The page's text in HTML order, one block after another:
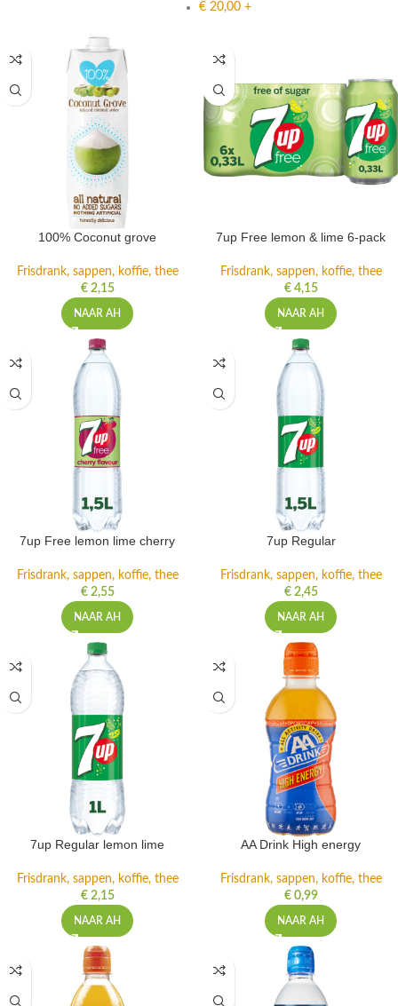
€ 20,00 +
100% Coconut grove
Frisdrank, sappen, koffie, thee
€2,15
NAAR AH
7up Free lemon & lime 6-pack
Frisdrank, sappen, koffie, thee
€4,15
NAAR AH
7up Free lemon lime cherry
Frisdrank, sappen, koffie, thee
€2,55
NAAR AH
7up Regular
Frisdrank, sappen, koffie, thee
€2,45
NAAR AH
7up Regular lemon lime
Frisdrank, sappen, koffie, thee
€2,15
NAAR AH
AA Drink High energy
Frisdrank, sappen, koffie, thee
€0,99
NAAR AH